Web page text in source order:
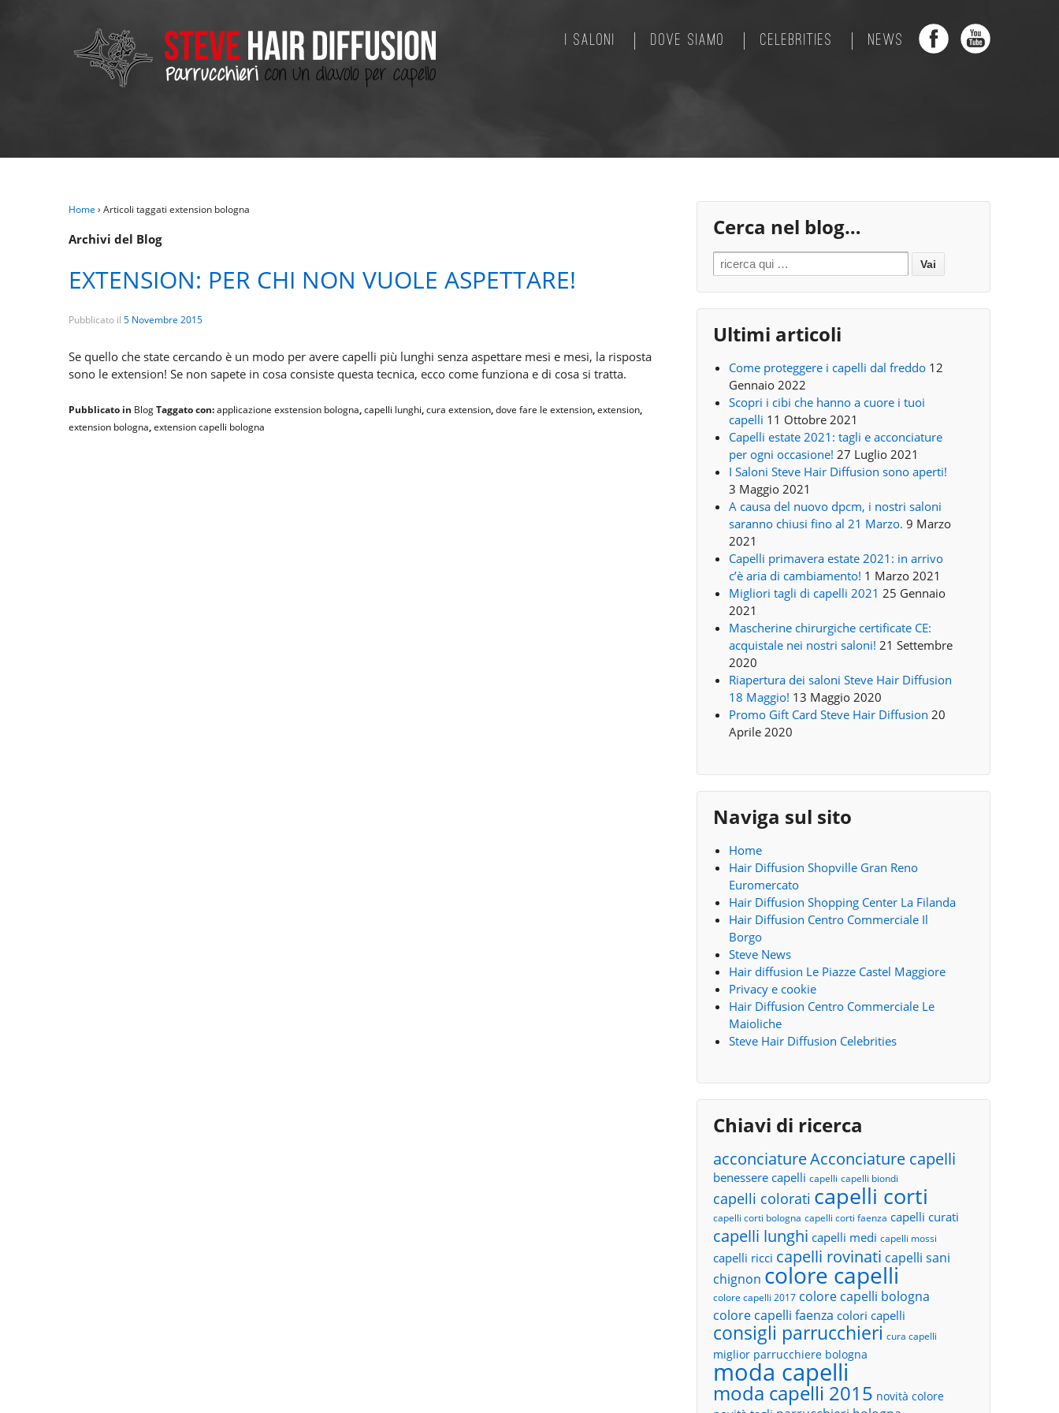
I SALONI DOVE SIAMO CELEBRITIES NEWS
Home › Articoli taggati extension bologna
Archivi del Blog
EXTENSION: PER CHI NON VUOLE ASPETTARE!
Pubblicato il 5 Novembre 2015
Se quello che state cercando è un modo per avere capelli più lunghi senza aspettare mesi e mesi, la risposta
sono le extension! Se non sapete in cosa consiste questa tecnica, ecco come funziona e di cosa si tratta.
Pubblicato in BlogTaggato con:applicazione exstension bologna,capelli lunghi,cura extension,dove fare le extension,extension,
extension bologna,extension capelli bologna
Cerca nel blog…
Search for:
Ultimi articoli
Come proteggere i capelli dal freddo 12
Gennaio 2022
Scopri i cibi che hanno a cuore i tuoi
capelli 11 Ottobre 2021
Capelli estate 2021: tagli e acconciature
per ogni occasione! 27 Luglio 2021
I Saloni Steve Hair Diffusion sono aperti!
3 Maggio 2021
A causa del nuovo dpcm, i nostri saloni
saranno chiusi fino al 21 Marzo. 9 Marzo
2021
Capelli primavera estate 2021: in arrivo
c’è aria di cambiamento! 1 Marzo 2021
Migliori tagli di capelli 2021 25 Gennaio
2021
Mascherine chirurgiche certificate CE:
acquistale nei nostri saloni! 21 Settembre
2020
Riapertura dei saloni Steve Hair Diffusion
18 Maggio! 13 Maggio 2020
Promo Gift Card Steve Hair Diffusion 20
Aprile 2020
Naviga sul sito
Home
Hair Diffusion Shopville Gran Reno
Euromercato
Hair Diffusion Shopping Center La Filanda
Hair Diffusion Centro Commerciale Il
Borgo
Steve News
Hair diffusion Le Piazze Castel Maggiore
Privacy e cookie
Hair Diffusion Centro Commerciale Le
Maioliche
Steve Hair Diffusion Celebrities
Chiavi di ricerca
acconciatureAcconciature capelli
benessere capelli capelli capelli biondi
capelli colorati capelli corti
capelli corti bologna capelli corti faenza capelli curati
capelli lunghi capelli medi capelli mossi
capelli ricci capelli rovinati capelli sani
chignon colore capelli
colore capelli 2017 colore capelli bologna
colore capelli faenza colori capelli
consigli parrucchieri cura capelli
miglior parrucchiere bologna
moda capelli
moda capelli 2015 novità colore